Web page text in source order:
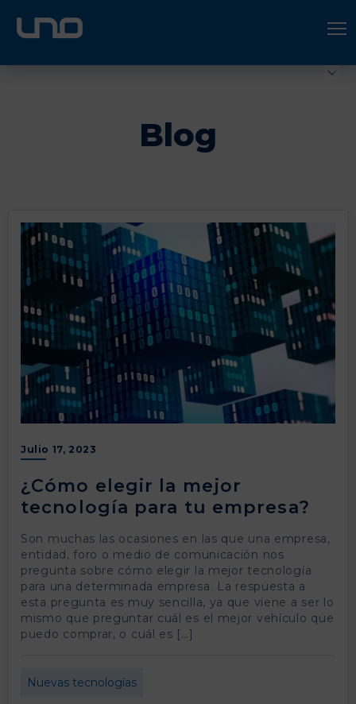
ÚNETE A UNO LOGÍSTICA
Blog
Julio 17, 2023
¿Cómo elegir la mejor
tecnología para tu empresa?
Son muchas las ocasiones en las que una empresa,
entidad, foro o medio de comunicación nos
pregunta sobre cómo elegir la mejor tecnología
para una determinada empresa. La respuesta a
esta pregunta es muy sencilla, ya que viene a ser lo
mismo que preguntar cuál es el mejor vehículo que
puedo comprar, o cuál es […]
Nuevas tecnologías